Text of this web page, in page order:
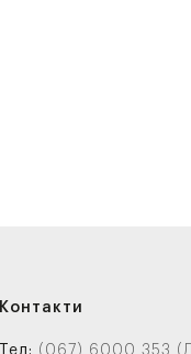
Контакти
Тел: (067) 6000 353